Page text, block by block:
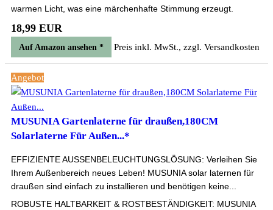
warmen Licht, was eine märchenhafte Stimmung erzeugt.
18,99 EUR
Auf Amazon ansehen * Preis inkl. MwSt., zzgl. Versandkosten
Angebot
MUSUNIA Gartenlaterne für draußen,180CM
Solarlaterne Für Außen...*
EFFIZIENTE AUSSENBELEUCHTUNGSLÖSUNG: Verleihen Sie
Ihrem Außenbereich neues Leben! MUSUNIA solar laternen für
draußen sind einfach zu installieren und benötigen keine...
ROBUSTE HALTBARKEIT & ROSTBESTÄNDIGKEIT: MUSUNIA